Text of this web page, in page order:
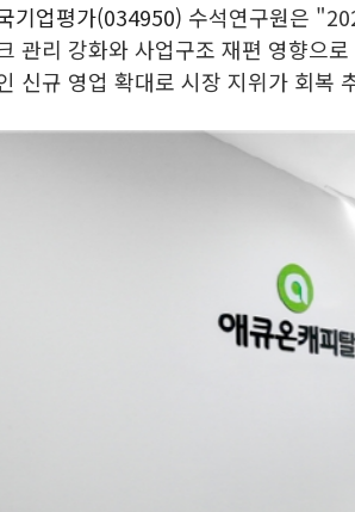
기업평가(034950) 수석연구원은
관리 강화와 사업구조 재편 영향으
신규 영업 확대로 시장 지위가 회복